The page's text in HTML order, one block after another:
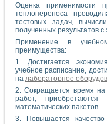
Оценка применимости
теплопереноса
тестовых задач,
полученных результатов
Применение в
преимущества:
1. Достигается
учебное расписание,
на лабораторное
2. Сокращается время на
работ, приобретаются
математических пакетов.
3. Повышается